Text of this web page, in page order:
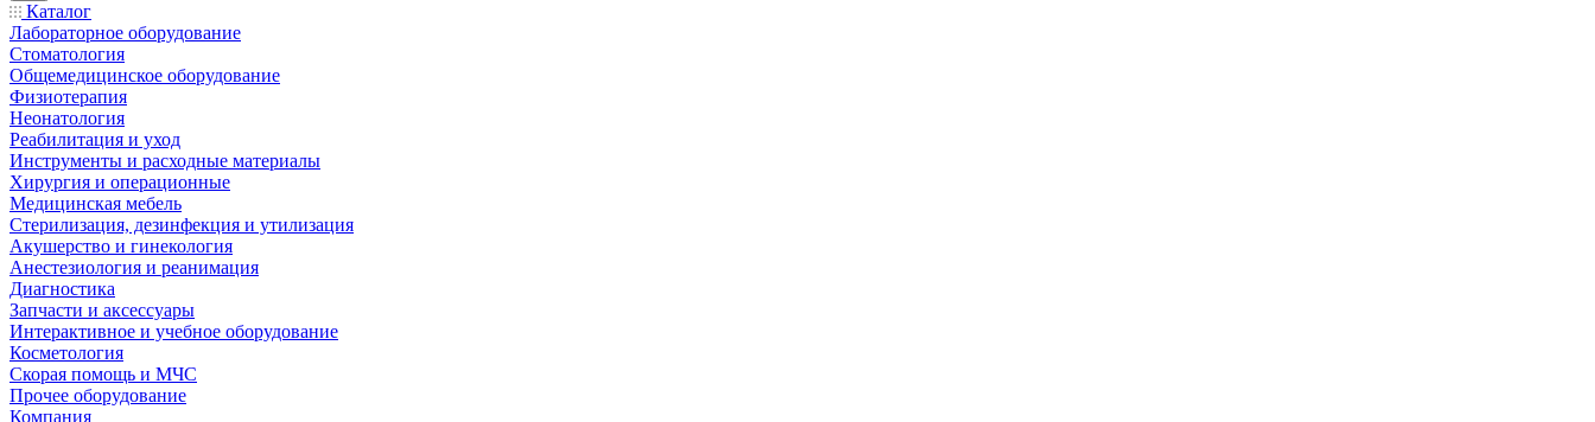
Каталог
Лабораторное оборудование
Стоматология
Общемедицинское оборудование
Физиотерапия
Неонатология
Реабилитация и уход
Инструменты и расходные материалы
Хирургия и операционные
Медицинская мебель
Стерилизация, дезинфекция и утилизация
Акушерство и гинекология
Анестезиология и реанимация
Диагностика
Запчасти и аксессуары
Интерактивное и учебное оборудование
Косметология
Скорая помощь и МЧС
Прочее оборудование
Компания